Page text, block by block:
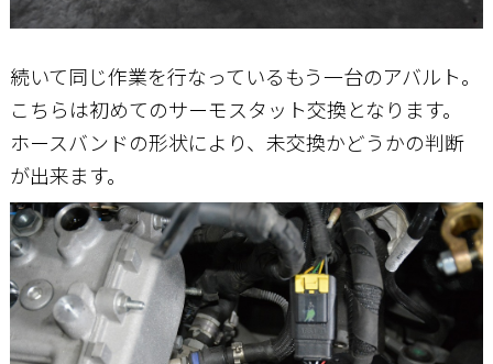
続いて同じ作業を行なっているもう一台のアバルト。
こちらは初めてのサーモスタット交換となります。
ホースバンドの形状により、未交換かどうかの判断
が出来ます。